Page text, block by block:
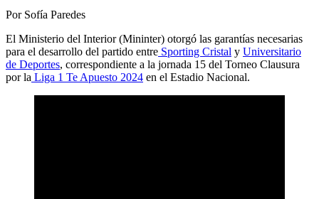
Por Sofía Paredes
El Ministerio del Interior (Mininter) otorgó las garantías necesarias
para el desarrollo del partido entre Sporting Cristal y Universitario
de Deportes, correspondiente a la jornada 15 del Torneo Clausura
por la Liga 1 Te Apuesto 2024 en el Estadio Nacional.